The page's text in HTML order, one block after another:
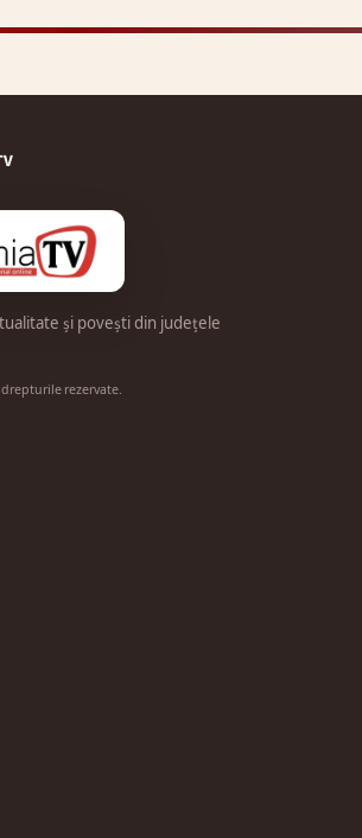
și povești din județele
drepturile rezervate.